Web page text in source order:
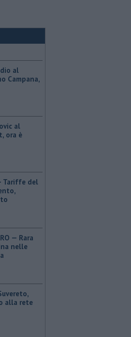
al
Campana,
al
ora è
Tariffe del
— Rara
nelle
alla rete